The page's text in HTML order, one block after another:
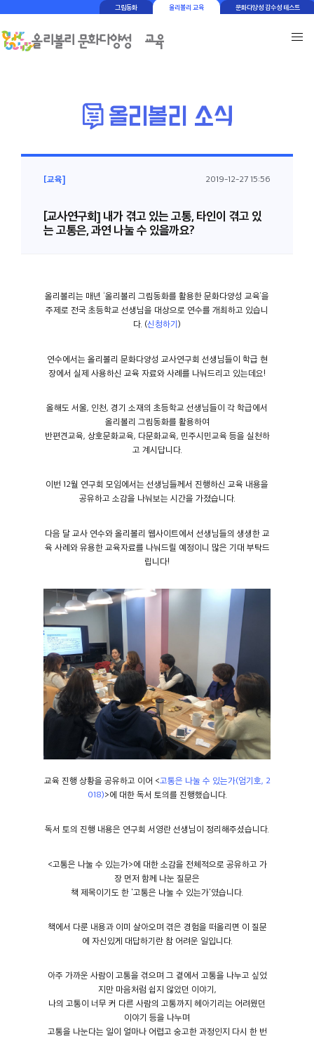
그림동화 올리볼리 교육 문화다양성 감수성 테스트
[교육] 2019-12-27 15:56
[교사연구회] 내가 겪고 있는 고통, 타인이 겪고 있
는 고통은, 과연 나눌 수 있을까요?
올리볼리는 매년 ‘올리볼리 그림동화를 활용한 문화다양성 교육’을
주제로 전국 초등학교 선생님을 대상으로 연수를 개최하고 있습니
다. (신청하기)
연수에서는 올리볼리 문화다양성 교사연구회 선생님들이 학급 현
장에서 실제 사용하신 교육 자료와 사례를 나눠드리고 있는데요!
올해도 서울, 인천, 경기 소재의 초등학교 선생님들이 각 학급에서
올리볼리 그림동화를 활용하여
반편견교육, 상호문화교육, 다문화교육, 민주시민교육 등을 실천하
고 계시답니다.
이번 12월 연구회 모임에서는 선생님들께서 진행하신 교육 내용을
공유하고 소감을 나눠보는 시간을 가졌습니다.
다음 달 교사 연수와 올리볼리 웹사이트에서 선생님들의 생생한 교
육 사례와 유용한 교육자료를 나눠드릴 예정이니 많은 기대 부탁드
립니다!
교육 진행 상황을 공유하고 이어 <고통은 나눌 수 있는가(엄기호, 2
018)>에 대한 독서 토의를 진행했습니다.
독서 토의 진행 내용은 연구회 서영란 선생님이 정리해주셨습니다.
<고통은 나눌 수 있는가>에 대한 소감을 전체적으로 공유하고 가
장 먼저 함께 나눈 질문은
책 제목이기도 한 '고통은 나눌 수 있는가'였습니다.
책에서 다룬 내용과 이미 살아오며 겪은 경험을 떠올리면 이 질문
에 자신있게 대답하기란 참 어려운 일입니다.
아주 가까운 사람이 고통을 겪으며 그 곁에서 고통을 나누고 싶었
지만 마음처럼 쉽지 않았던 이야기,
나의 고통이 너무 커 다른 사람의 고통까지 헤아기리는 어려웠던
이야기 등을 나누며
고통을 나눈다는 일이 얼마나 어렵고 숭고한 과정인지 다시 한 번